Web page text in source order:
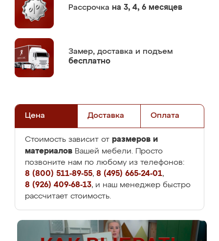
Рассрочка на 3, 4, 6 месяцев
Замер, доставка и подъем
бесплатно
Цена Доставка Оплата
Стоимость зависит от размеров и
материалов Вашей мебели. Просто
позвоните нам по любому из телефонов:
8 (800) 511-89-55, 8 (495) 665-24-01,
8 (926) 409-68-13, и наш менеджер быстро
рассчитает стоимость.